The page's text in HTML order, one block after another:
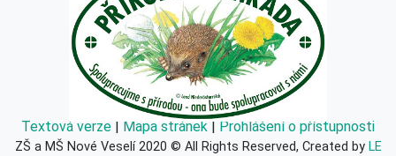
Textová verze | Mapa stránek | Prohlášení o přístupnosti
ZŠ a MŠ Nové Veselí 2020 © All Rights Reserved, Created by LE